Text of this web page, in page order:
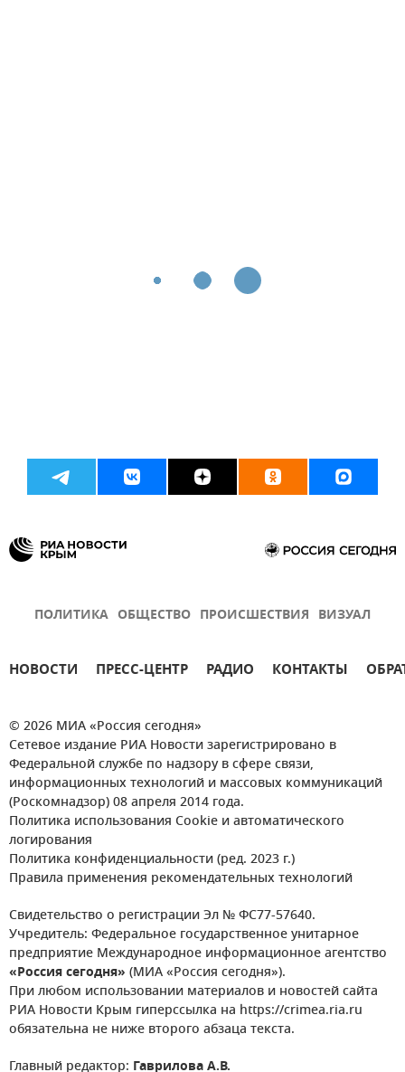
ПОЛИТИКА ОБЩЕСТВО ПРОИСШЕСТВИЯ ВИЗУАЛ
НОВОСТИ ПРЕСС-ЦЕНТР РАДИО КОНТАКТЫ
© 2026 МИА «Россия сегодня»
Сетевое издание РИА Новости зарегистрировано в
Федеральной службе по надзору в сфере связи,
информационных технологий и массовых коммуникаций
(Роскомнадзор) 08 апреля 2014 года.
Политика использования Cookie и автоматического
логирования
Политика конфиденциальности (ред. 2023 г.)
Правила применения рекомендательных технологий
Свидетельство о регистрации Эл № ФС77-57640.
Учредитель: Федеральное государственное унитарное
предприятие Международное информационное агентство
«Россия сегодня» (МИА «Россия сегодня»).
При любом использовании материалов и новостей сайта
РИА Новости Крым гиперссылка на https://crimea.ria.ru
обязательна не ниже второго абзаца текста.
Главный редактор: Гаврилова А.В.